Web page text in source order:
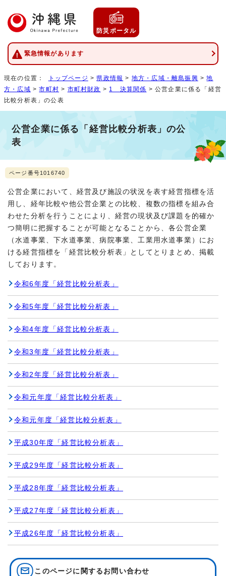
防災ポータル
緊急情報があります
現在の位置： トップページ > 県政情報 > 地方・広域・離島振興 >地
方・広域 >市町村 > 市町村財政 > 1 決算関係 > 公営企業に係る「経営
比較分析表」の公表
公営企業に係る「経営比較分析表」の公
表
ページ番号1016740
公営企業において、経営及び施設の状況を表す経営指標を活
用し、経年比較や他公営企業との比較、複数の指標を組み合
わせた分析を行うことにより、経営の現状及び課題を的確か
つ簡明に把握することが可能となることから、各公営企業
（水道事業、下水道事業、病院事業、工業用水道事業）にお
ける経営指標を「経営比較分析表」としてとりまとめ、掲載
しております。
令和6年度「経営比較分析表」
令和5年度「経営比較分析表」
令和4年度「経営比較分析表」
令和3年度「経営比較分析表」
令和2年度「経営比較分析表」
令和元年度「経営比較分析表」
令和元年度「経営比較分析表」
平成30年度「経営比較分析表」
平成29年度「経営比較分析表」
平成28年度「経営比較分析表」
平成27年度「経営比較分析表」
平成26年度「経営比較分析表」
このページに関する お問い合わせ